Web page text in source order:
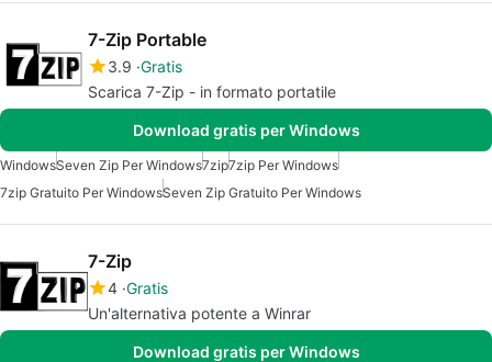
7-Zip Portable
3.9 Gratis
Scarica 7-Zip - in formato portatile
Download gratis per Windows
WindowsSeven Zip Per Windows7zip7zip Per Windows
7zip Gratuito Per WindowsSeven Zip Gratuito Per Windows
7-Zip
4 Gratis
Un'alternativa potente a Winrar
Download gratis per Windows